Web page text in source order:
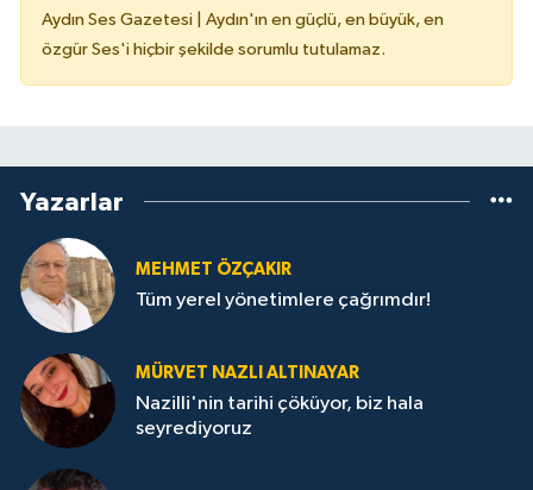
Aydın Ses Gazetesi | Aydın'ın en güçlü, en büyük, en
özgür Ses'i hiçbir şekilde sorumlu tutulamaz.
Yazarlar
MEHMET ÖZÇAKIR
Tüm yerel yönetimlere çağrımdır!
MÜRVET NAZLI ALTINAYAR
Nazilli'nin tarihi çöküyor, biz hala
seyrediyoruz